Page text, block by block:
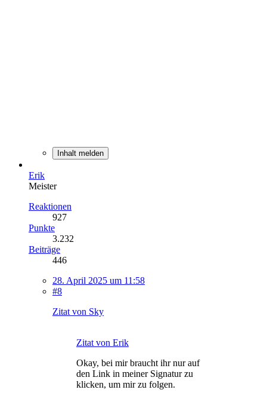
Inhalt melden
Erik
Meister
Reaktionen
927
Punkte
3.232
Beiträge
446
28. April 2025 um 11:58
#8
Zitat von Sky
Zitat von Erik
Okay, bei mir braucht ihr nur auf
den Link in meiner Signatur zu
klicken, um mir zu folgen.